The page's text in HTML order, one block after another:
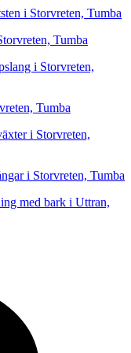
i Storvreten, Tumba
Tumba
i Storvreten,
Tumba
i Storvreten,
i Storvreten, Tumba
med bark i Uttran,